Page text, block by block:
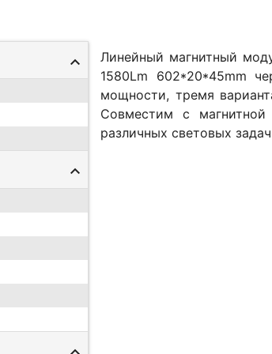
Линейный магнитный
1580Lm 602*20*45mm
мощности, тремя
Совместим с
различных световых